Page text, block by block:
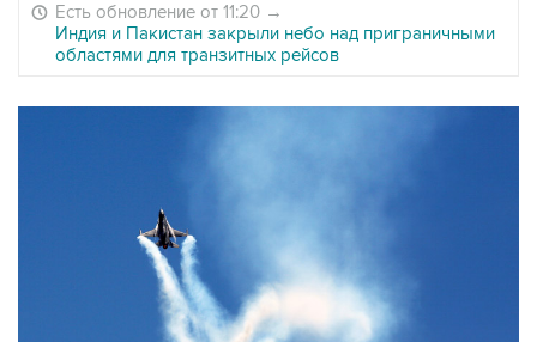
Есть обновление от 11:20 →
Индия и Пакистан закрыли небо над приграничными
областями для транзитных рейсов